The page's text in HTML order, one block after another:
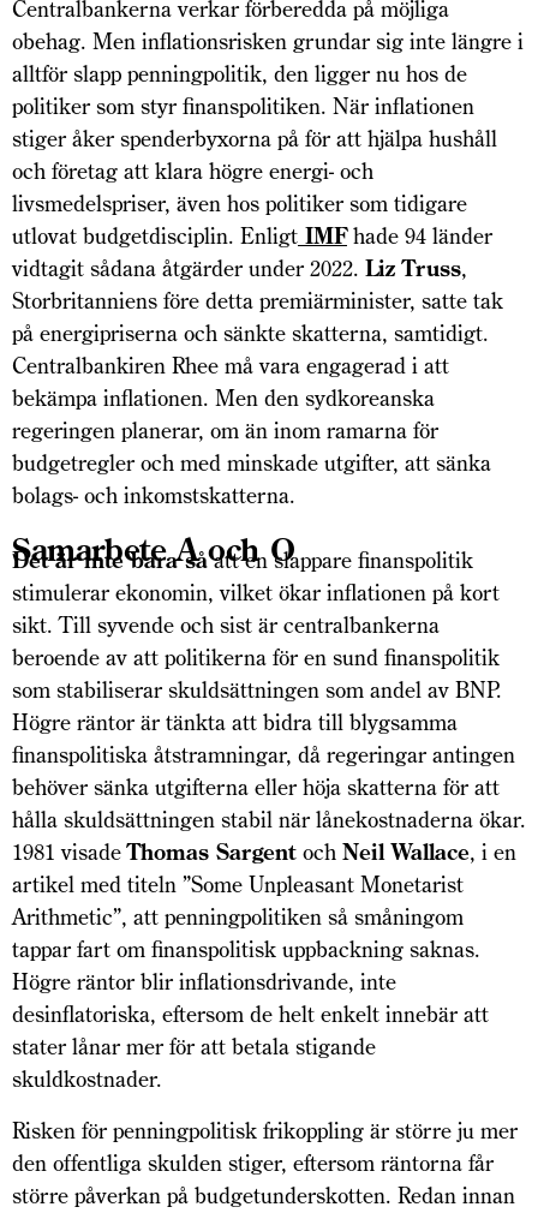
Centralbankerna verkar förberedda på möjliga
obehag. Men inflationsrisken grundar sig inte längre i
alltför slapp penningpolitik, den ligger nu hos de
politiker som styr finanspolitiken. När inflationen
stiger åker spenderbyxorna på för att hjälpa hushåll
och företag att klara högre energi- och
livsmedelspriser, även hos politiker som tidigare
utlovat budgetdisciplin. Enligt IMFhade 94 länder
vidtagit sådana åtgärder under 2022. Liz Truss,
Storbritanniens före detta premiärminister, satte tak
på energipriserna och sänkte skatterna, samtidigt.
Centralbankiren Rhee må vara engagerad i att
bekämpa inflationen. Men den sydkoreanska
regeringen planerar, om än inom ramarna för
budgetregler och med minskade utgifter, att sänka
bolags- och inkomstskatterna.
Samarbete A och O
Det är inte bara såatt en slappare finanspolitik
stimulerar ekonomin, vilket ökar inflationen på kort
sikt. Till syvende och sist är centralbankerna
beroende av att politikerna för en sund finanspolitik
som stabiliserar skuldsättningen som andel av BNP.
Högre räntor är tänkta att bidra till blygsamma
finanspolitiska åtstramningar, då regeringar antingen
behöver sänka utgifterna eller höja skatterna för att
hålla skuldsättningen stabil när lånekostnaderna ökar.
1981 visadeThomas Sargent och Neil Wallace, i en
artikel med titeln ”Some Unpleasant Monetarist
Arithmetic”, att penningpolitiken så småningom
tappar fart om finanspolitisk uppbackning saknas.
Högre räntor blir inflationsdrivande, inte
desinflatoriska, eftersom de helt enkelt innebär att
stater lånar mer för att betala stigande
skuldkostnader.
Risken för penningpolitisk frikoppling är större ju mer
den offentliga skulden stiger, eftersom räntorna får
större påverkan på budgetunderskotten. Redan innan